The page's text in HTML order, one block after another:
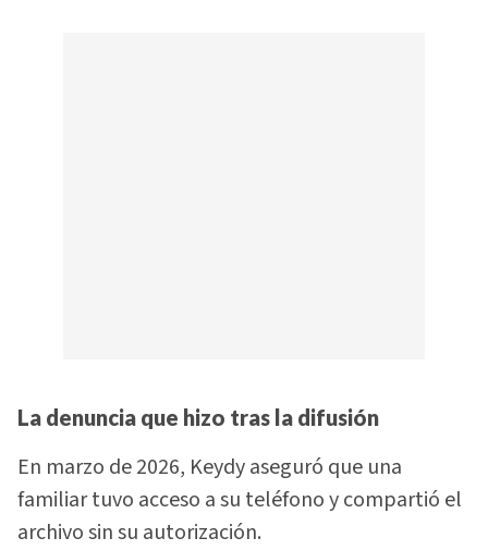
La denuncia que hizo tras la difusión
En marzo de 2026, Keydy aseguró que una
familiar tuvo acceso a su teléfono y compartió el
archivo sin su autorización.